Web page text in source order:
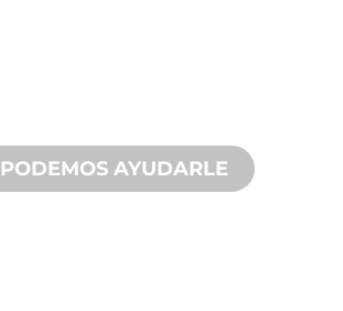
PODEMOS AYUDARLE